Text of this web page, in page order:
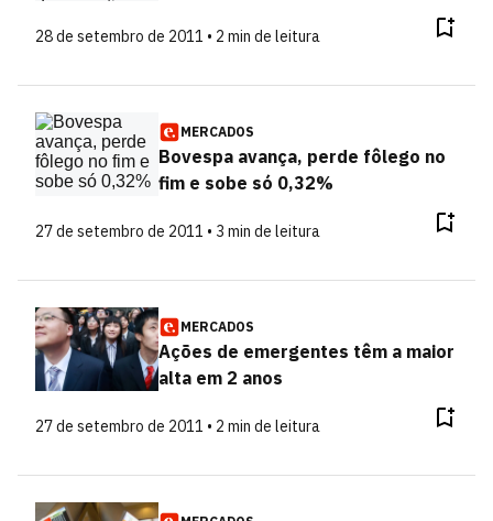
28 de setembro de 2011 • 2 min de leitura
MERCADOS
Bovespa avança, perde fôlego no
fim e sobe só 0,32%
27 de setembro de 2011 • 3 min de leitura
MERCADOS
Ações de emergentes têm a maior
alta em 2 anos
27 de setembro de 2011 • 2 min de leitura